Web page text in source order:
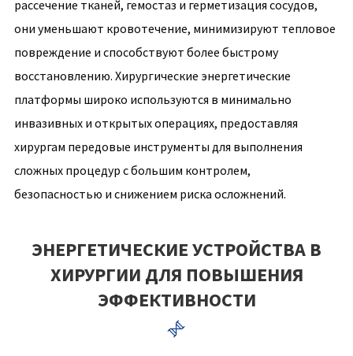
рассечение тканей, гемостаз и герметизация сосудов,
они уменьшают кровотечение, минимизируют тепловое
повреждение и способствуют более быстрому
восстановлению. Хирургические энергетические
платформы широко используются в минимально
инвазивных и открытых операциях, предоставляя
хирургам передовые инструменты для выполнения
сложных процедур с большим контролем,
безопасностью и снижением риска осложнений.
ЭНЕРГЕТИЧЕСКИЕ УСТРОЙСТВА В
ХИРУРГИИ ДЛЯ ПОВЫШЕНИЯ
ЭФФЕКТИВНОСТИ
